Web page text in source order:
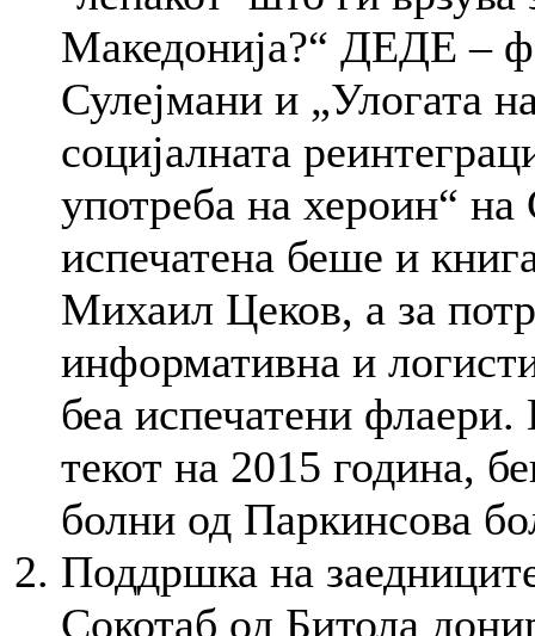
Македонија?“ ДЕДЕ –
Сулејмани и „Улогата
социјалната
употреба на хероин“
испечатена беше и
Михаил Цеков, а за
информативна и
беа испечатени
текот на 2015 година,
болни од Паркинсова
Поддршка на
Сокотаб од Битола